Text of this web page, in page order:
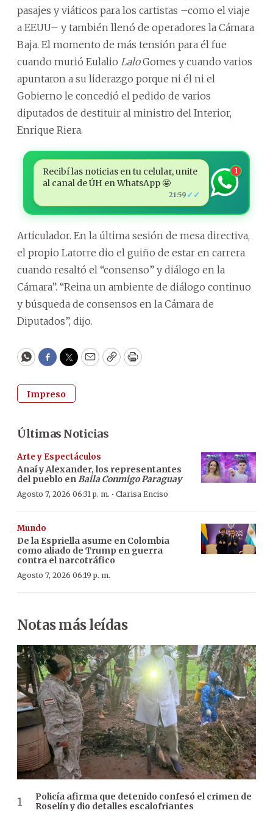
pasajes y viáticos para los cartistas –como el viaje
a EEUU– y también llenó de operadores la Cámara
Baja. El momento de más tensión para él fue
cuando murió Eulalio LaloGomes y cuando varios
apuntaron a su liderazgo porque ni él ni el
Gobierno le concedió el pedido de varios
diputados de destituir al ministro del Interior,
Enrique Riera.
Recibí las noticias en tu celular, unite
al canal de ÚH en WhatsApp 🤩
21:59 ✓✓
1
Articulador. En la última sesión de mesa directiva,
el propio Latorre dio el guiño de estar en carrera
cuando resaltó el “consenso” y diálogo en la
Cámara”. “Reina un ambiente de diálogo continuo
y búsqueda de consensos en la Cámara de
Diputados”, dijo.
WhatsApp
Facebook
Twitter
EmailCopyPrint
Impreso
Últimas Noticias
Arte y Espectáculos
Anaí y Alexander, los representantes
del pueblo enBaila Conmigo Paraguay
Agosto 7, 2026 06:31 p. m. · Clarisa Enciso
Mundo
De la Espriella asume en Colombia
como aliado de Trump en guerra
contra el narcotráfico
Agosto 7, 2026 06:19 p. m.
Notas más leídas
Policía afirma que detenido confesó el crimen de
Roselín y dio detalles escalofriantes